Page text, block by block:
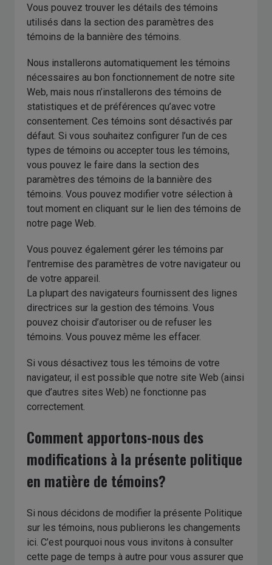
Vous pouvez trouver les détails des témoins
utilisés dans la section des paramètres des
témoins de la bannière des témoins.
Nous installerons automatiquement les témoins
nécessaires au bon fonctionnement de notre site
Web, mais nous n’installerons des témoins de
statistiques et de préférences qu’avec votre
consentement. Ces témoins sont désactivés par
défaut. Si vous souhaitez configurer l’un de ces
types de témoins ou accepter tous les témoins,
vous pouvez le faire dans la section des
paramètres des témoins de la bannière des
témoins. Vous pouvez modifier votre sélection à
tout moment en cliquant sur le lien des témoins de
notre page Web.
Vous pouvez également gérer les témoins par
l’entremise des paramètres de votre navigateur ou
de votre appareil.
La plupart des navigateurs fournissent des lignes
directrices sur la gestion des témoins. Vous
pouvez choisir d’autoriser ou de refuser les
témoins. Vous pouvez même les effacer.
Si vous désactivez tous les témoins de votre
navigateur, il est possible que notre site Web (ainsi
que d’autres sites Web) ne fonctionne pas
correctement.
Comment apportons-nous des
modifications à la présente politique
en matière de témoins?
Si nous décidons de modifier la présente Politique
sur les témoins, nous publierons les changements
ici. C’est pourquoi nous vous invitons à consulter
cette page de temps à autre pour vous assurer que